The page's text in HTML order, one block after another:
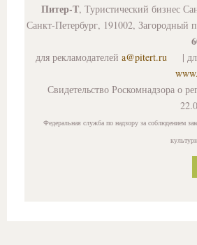
Питер-Т, Туристический бизнес
Санкт-Петербург, 191002,
для рекламодателей a@pitert.ru | для
Свидетельство Роскомнадзора о
Федеральная служба по надзору за соблюдением